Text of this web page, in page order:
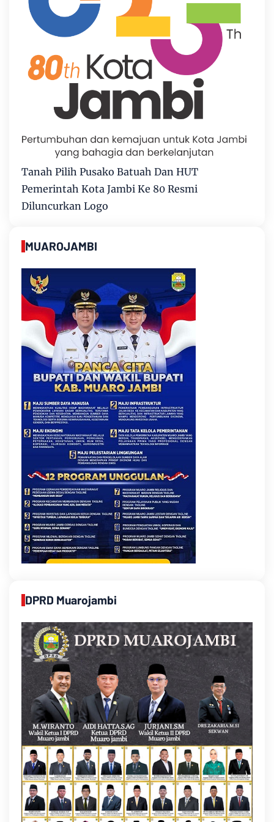
Tanah Pilih Pusako Batuah Dan HUT
Pemerintah Kota Jambi Ke 80 Resmi
Diluncurkan Logo
MUAROJAMBI
DPRD Muarojambi